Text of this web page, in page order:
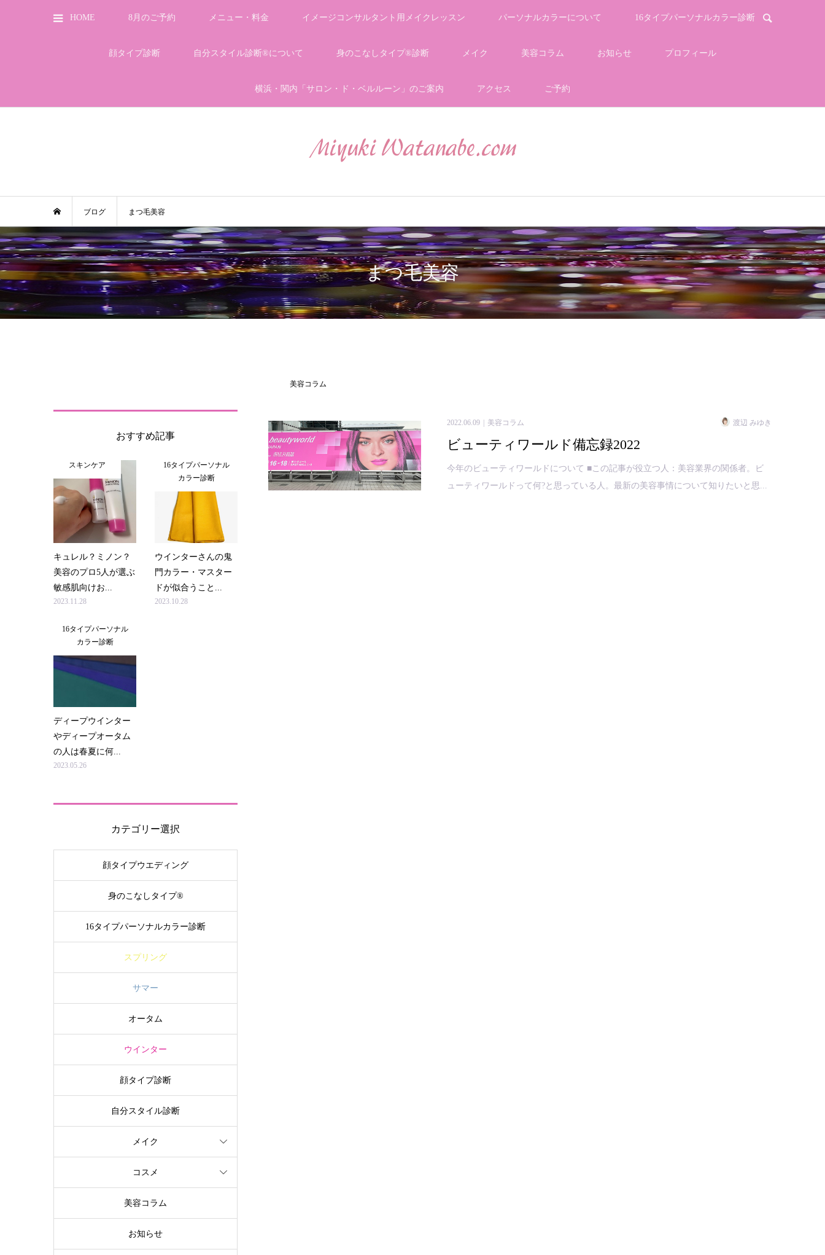
HOME 8月のご予約 メニュー・料金 イメージコンサルタント用メイクレッスン パーソナルカラーについて 16タイプパーソナルカラー診断
顔タイプ診断 自分スタイル診断®について 身のこなしタイプ®診断 メイク 美容コラム お知らせ プロフィール
横浜・関内「サロン・ド・ベルルーン」のご案内 アクセス ご予約
ブログ まつ毛美容
まつ毛美容
美容コラム
2022.06.09 美容コラム 渡辺 みゆき
ビューティワールド備忘録2022
今年のビューティワールドについて ■この記事が役立つ人：美容業界の関係者。ビ
ューティワールドって何?と思っている人。最新の美容事情について知りたいと思...
おすすめ記事
スキンケア
キュレル？ミノン？
美容のプロ5人が選ぶ
敏感肌向けお...
2023.11.28
16タイプパーソナル
カラー診断
ウインターさんの鬼
門カラー・マスター
ドが似合うこと...
2023.10.28
16タイプパーソナル
カラー診断
ディープウインター
やディープオータム
の人は春夏に何...
2023.05.26
カテゴリー選択
顔タイプウエディング
身のこなしタイプ®
16タイプパーソナルカラー診断
スプリング
サマー
オータム
ウインター
顔タイプ診断
自分スタイル診断
メイク
コスメ
美容コラム
お知らせ